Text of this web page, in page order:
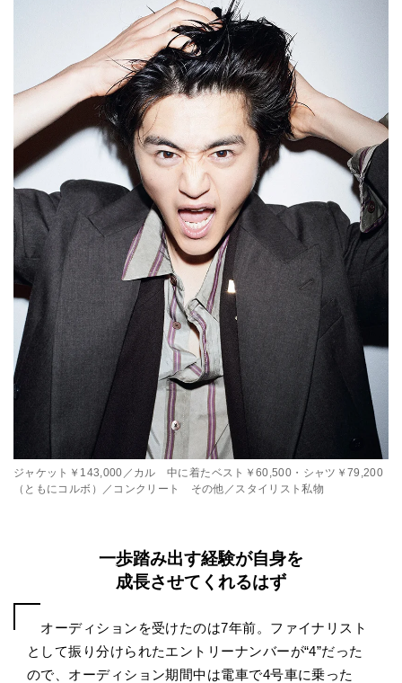
ジャケット￥143,000／カル 中に着たベスト￥60,500・シャツ￥79,200
（ともにコルボ）／コンクリート その他／スタイリスト私物
一歩踏み出す経験が自身を
成長させてくれるはず
オーディションを受けたのは7年前。ファイナリスト
として振り分けられたエントリーナンバーが“4”だった
ので、オーディション期間中は電車で4号車に乗った